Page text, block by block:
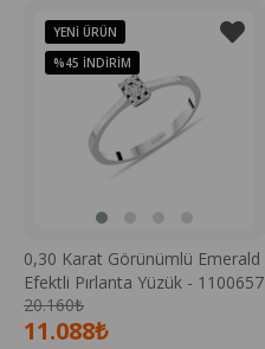
0,30 Karat Görünümlü Emerald
Efektli Pırlanta Yüzük - 1100657
11.088₺
20.160₺
YENI ÜRÜN
%45 İNDIRIM